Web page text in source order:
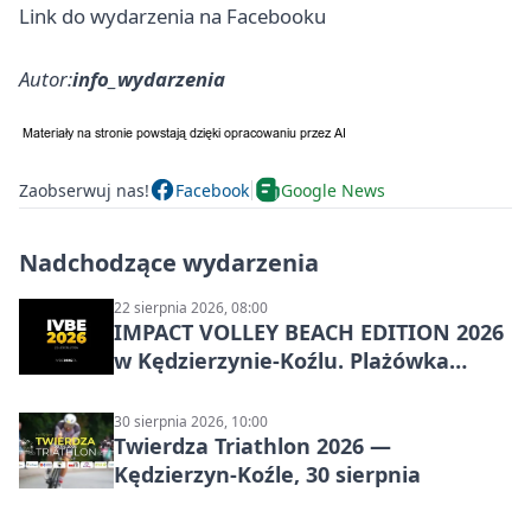
Link do wydarzenia na Facebooku
Autor:info_wydarzenia
Zaobserwuj nas! Facebook Google News
Nadchodzące wydarzenia
22 sierpnia 2026, 08:00
IMPACT VOLLEY BEACH EDITION 2026
w Kędzierzynie-Koźlu. Plażówka
30 sierpnia 2026, 10:00
Twierdza Triathlon 2026 —
Kędzierzyn-Koźle, 30 sierpnia